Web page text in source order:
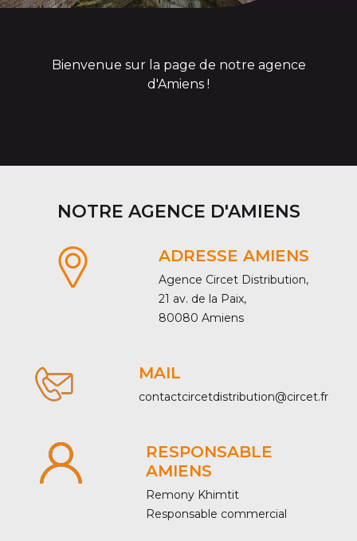
Bienvenue sur la page de notre agence
d'Amiens !
NOTRE AGENCE D'AMIENS
ADRESSE AMIENS
Agence Circet Distribution,
21 av. de la Paix,
80080 Amiens
MAIL
contactcircetdistribution@circet.fr
RESPONSABLE
AMIENS
Remony Khimtit
Responsable commercial